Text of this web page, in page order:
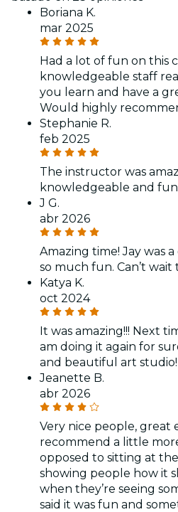
Boriana K.
mar 2025
Had a lot of fun on this
knowledgeable staff
you learn and have a
Would highly
Stephanie R.
feb 2025
The instructor was
knowledgeable and
J G.
abr 2026
Amazing time! Jay was
so much fun. Can’t wait
Katya K.
oct 2024
It was amazing!!! Next
am doing it again for
and beautiful art studio!
Jeanette B.
abr 2026
Very nice people, great
recommend a little
opposed to sitting at
showing people how it
when they’re seeing
said it was fun and